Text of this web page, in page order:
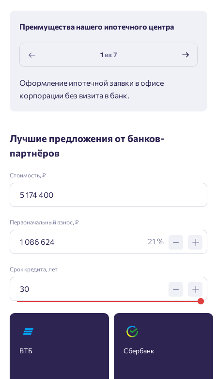
Преимущества нашего ипотечного центра
1из7
Оформление ипотечной заявки в офисе
корпорации без визита в банк.
Лучшие предложения от банков-
партнёров
Стоимость, ₽
Первоначальный взнос, ₽
21 %
Срок кредита, лет
ВТБ Сбербанк